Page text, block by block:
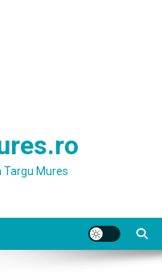
Targu Mures